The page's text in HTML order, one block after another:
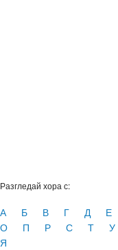
Разгледай хора с:
А Б В Г Д Е
О
П Р С Т У
Я